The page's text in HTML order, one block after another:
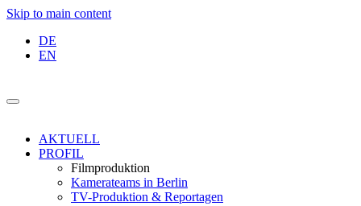
Skip to main content
DE
EN
AKTUELL
PROFIL
Filmproduktion
Kamerateams in Berlin
TV-Produktion & Reportagen